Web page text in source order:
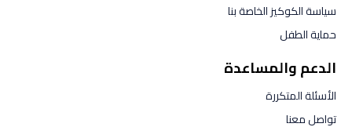
سياسة الكوكيز الخاصة بنا
حماية الطفل
الدعم والمساعدة
الأسئلة المتكررة
تواصل معنا